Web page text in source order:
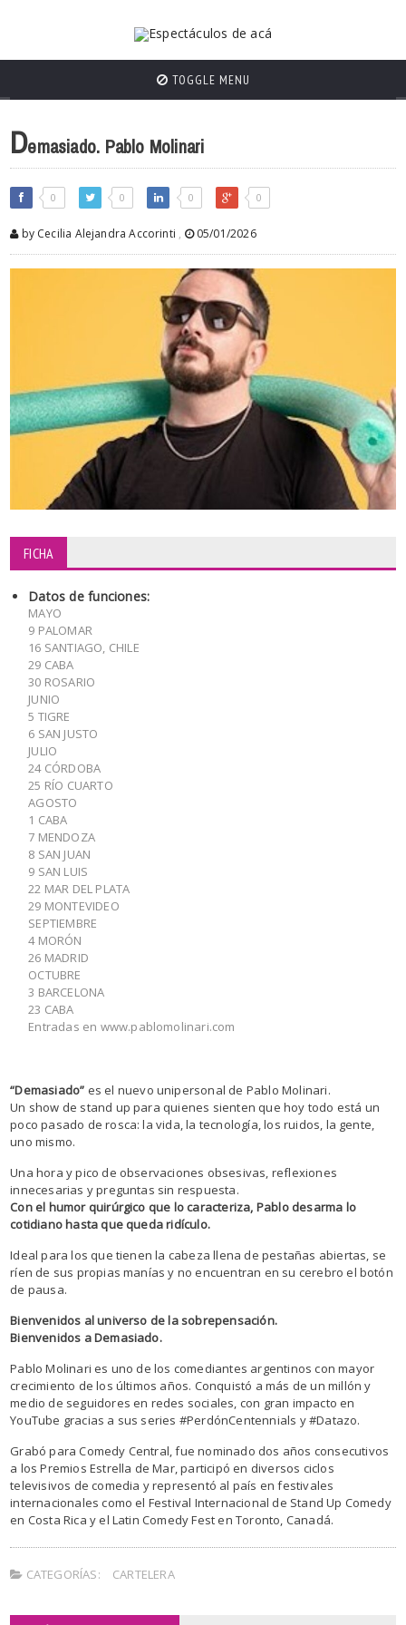
TOGGLE MENU
Demasiado. Pablo Molinari
0 0 0 0
by Cecilia Alejandra Accorinti , 05/01/2026
FICHA
Datos de funciones:
MAYO
9 PALOMAR
16 SANTIAGO, CHILE
29 CABA
30 ROSARIO
JUNIO
5 TIGRE
6 SAN JUSTO
JULIO
24 CÓRDOBA
25 RÍO CUARTO
AGOSTO
1 CABA
7 MENDOZA
8 SAN JUAN
9 SAN LUIS
22 MAR DEL PLATA
29 MONTEVIDEO
SEPTIEMBRE
4 MORÓN
26 MADRID
OCTUBRE
3 BARCELONA
23 CABA
Entradas en www.pablomolinari.com
“Demasiado” es el nuevo unipersonal de Pablo Molinari.
Un show de stand up para quienes sienten que hoy todo está un
poco pasado de rosca: la vida, la tecnología, los ruidos, la gente,
uno mismo.
Una hora y pico de observaciones obsesivas, reflexiones
innecesarias y preguntas sin respuesta.
Con el humor quirúrgico que lo caracteriza, Pablo desarma lo
cotidiano hasta que queda ridículo.
Ideal para los que tienen la cabeza llena de pestañas abiertas, se
ríen de sus propias manías y no encuentran en su cerebro el botón
de pausa.
Bienvenidos al universo de la sobrepensación.
Bienvenidos a Demasiado.
Pablo Molinari es uno de los comediantes argentinos con mayor
crecimiento de los últimos años. Conquistó a más de un millón y
medio de seguidores en redes sociales, con gran impacto en
YouTube gracias a sus series #PerdónCentennials y #Datazo.
Grabó para Comedy Central, fue nominado dos años consecutivos
a los Premios Estrella de Mar, participó en diversos ciclos
televisivos de comedia y representó al país en festivales
internacionales como el Festival Internacional de Stand Up Comedy
en Costa Rica y el Latin Comedy Fest en Toronto, Canadá.
CATEGORÍAS: CARTELERA